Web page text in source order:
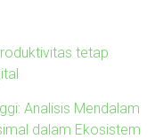
tetap
Analisis Mendalam
dalam Ekosistem